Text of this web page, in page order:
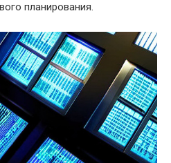
планирования.